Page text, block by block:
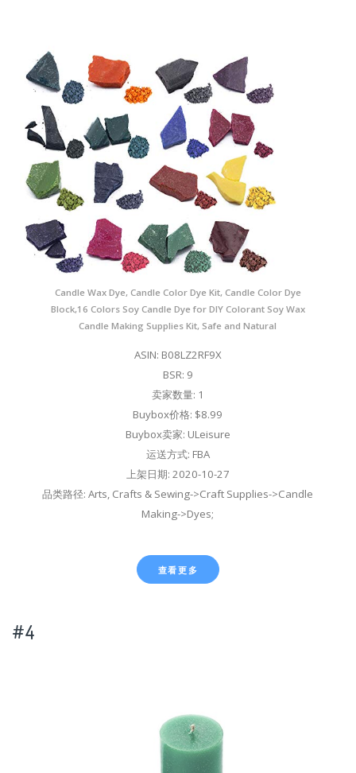
Candle Wax Dye, Candle Color Dye Kit, Candle Color Dye
Block,16 Colors Soy Candle Dye for DIY Colorant Soy Wax
Candle Making Supplies Kit, Safe and Natural
ASIN: B08LZ2RF9X
BSR: 9
卖家数量: 1
Buybox价格: $8.99
Buybox卖家: ULeisure
运送方式: FBA
上架日期: 2020-10-27
品类路径: Arts, Crafts & Sewing->Craft Supplies->Candle
Making->Dyes;
查看更多
#4